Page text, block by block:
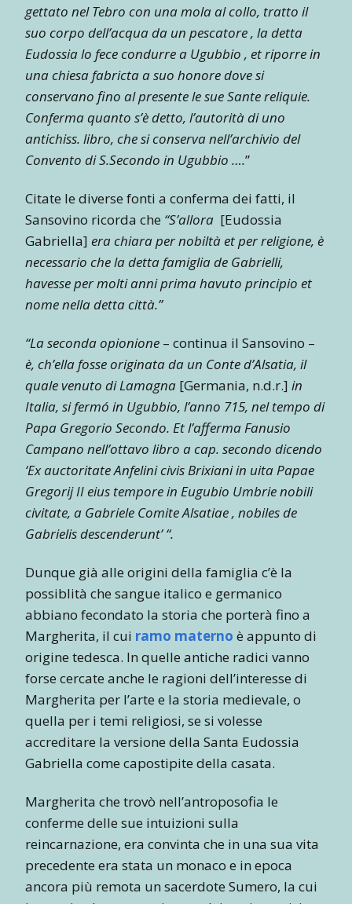
gettato nel Tebro con una mola al collo, tratto il
suo corpo dell’acqua da un pescatore , la detta
Eudossia lo fece condurre a Ugubbio , et riporre in
una chiesa fabricta a suo honore dove si
conservano fino al presente le sue Sante reliquie.
Conferma quanto s’è detto, l’autorità di uno
antichiss. libro, che si conserva nell’archivio del
Convento di S.Secondo in Ugubbio ….”
Citate le diverse fonti a conferma dei fatti, il
Sansovino ricorda che “S’allora [Eudossia
Gabriella] era chiara per nobiltà et per religione, è
necessario che la detta famiglia de Gabrielli,
havesse per molti anni prima havuto principio et
nome nella detta città.”
“La seconda opionione – continua il Sansovino –
è, ch’ella fosse originata da un Conte d’Alsatia, il
quale venuto di Lamagna [Germania, n.d.r.] in
Italia, si fermó in Ugubbio, l’anno 715, nel tempo di
Papa Gregorio Secondo. Et l’afferma Fanusio
Campano nell’ottavo libro a cap. secondo dicendo
‘Ex auctoritate Anfelini civis Brixiani in uita Papae
Gregorij II eius tempore in Eugubio Umbrie nobili
civitate, a Gabriele Comite Alsatiae , nobiles de
Gabrielis descenderunt’ “.
Dunque già alle origini della famiglia c’è la
possiblità che sangue italico e germanico
abbiano fecondato la storia che porterà fino a
Margherita, il cui ramo materno è appunto di
origine tedesca. In quelle antiche radici vanno
forse cercate anche le ragioni dell’interesse di
Margherita per l’arte e la storia medievale, o
quella per i temi religiosi, se si volesse
accreditare la versione della Santa Eudossia
Gabriella come capostipite della casata.
Margherita che trovò nell’antroposofia le
conferme delle sue intuizioni sulla
reincarnazione, era convinta che in una sua vita
precedente era stata un monaco e in epoca
ancora più remota un sacerdote Sumero, la cui